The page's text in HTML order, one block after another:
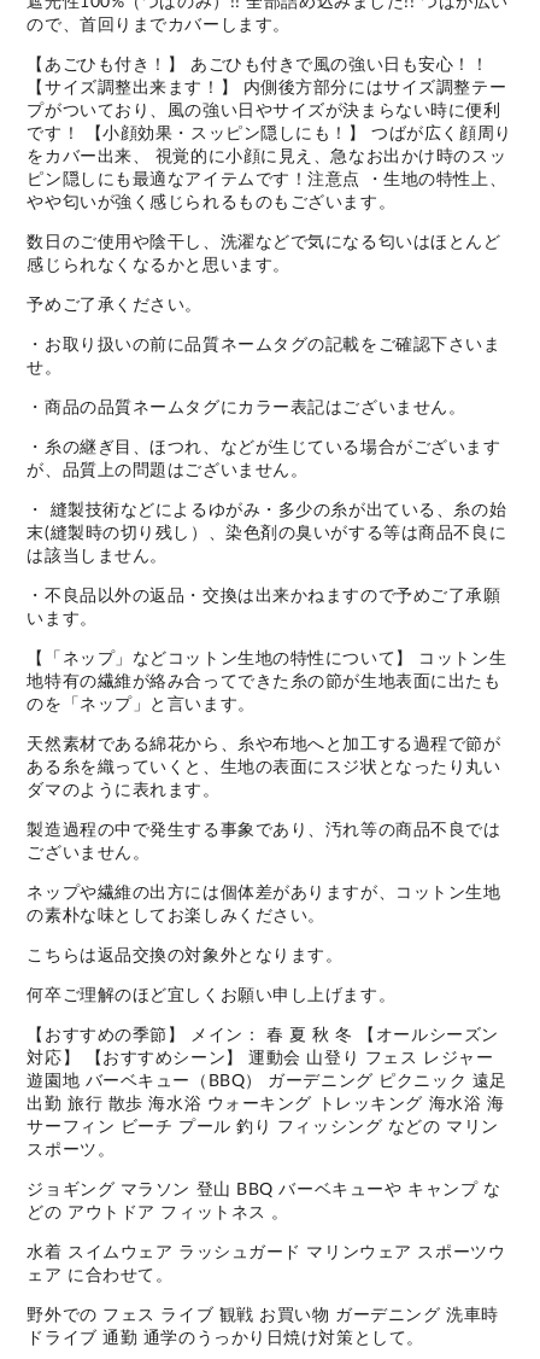
ので、首回りまでカバーします。
【あごひも付き！】 あごひも付きで風の強い日も安心！！
【サイズ調整出来ます！】 内側後方部分にはサイズ調整テー
プがついており、風の強い日やサイズが決まらない時に便利
です！ 【小顔効果・スッピン隠しにも！】 つばが広く顔周り
をカバー出来、 視覚的に小顔に見え、急なお出かけ時のスッ
ピン隠しにも最適なアイテムです！注意点 ・生地の特性上、
やや匂いが強く感じられるものもございます。
数日のご使用や陰干し、洗濯などで気になる匂いはほとんど
感じられなくなるかと思います。
予めご了承ください。
・お取り扱いの前に品質ネームタグの記載をご確認下さいま
せ。
・商品の品質ネームタグにカラー表記はございません。
・糸の継ぎ目、ほつれ、などが生じている場合がございます
が、品質上の問題はございません。
・ 縫製技術などによるゆがみ・多少の糸が出ている、糸の始
末(縫製時の切り残し）、染色剤の臭いがする等は商品不良に
は該当しません。
・不良品以外の返品・交換は出来かねますので予めご了承願
います。
【「ネップ」などコットン生地の特性について】 コットン生
地特有の繊維が絡み合ってできた糸の節が生地表面に出たも
のを「ネップ」と言います。
天然素材である綿花から、糸や布地へと加工する過程で節が
ある糸を織っていくと、生地の表面にスジ状となったり丸い
ダマのように表れます。
製造過程の中で発生する事象であり、汚れ等の商品不良では
ございません。
ネップや繊維の出方には個体差がありますが、コットン生地
の素朴な味としてお楽しみください。
こちらは返品交換の対象外となります。
何卒ご理解のほど宜しくお願い申し上げます。
【おすすめの季節】 メイン： 春 夏 秋 冬 【オールシーズン
対応】 【おすすめシーン】 運動会 山登り フェス レジャー
遊園地 バーベキュー（BBQ） ガーデニング ピクニック 遠足
出勤 旅行 散歩 海水浴 ウォーキング トレッキング 海水浴 海
サーフィン ビーチ プール 釣り フィッシング などの マリン
スポーツ。
ジョギング マラソン 登山 BBQ バーベキューや キャンプ な
どの アウトドア フィットネス 。
水着 スイムウェア ラッシュガード マリンウェア スポーツウ
ェア に合わせて。
野外での フェス ライブ 観戦 お買い物 ガーデニング 洗車時
ドライブ 通勤 通学のうっかり日焼け対策として。